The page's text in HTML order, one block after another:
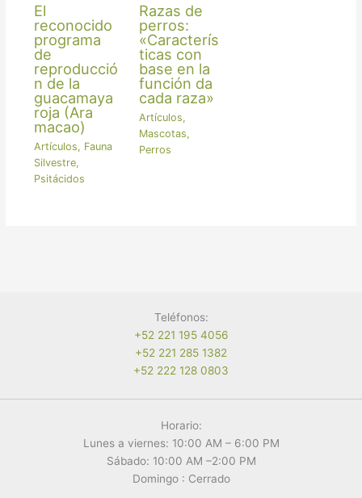
El
reconocido
programa
de
reproducció
n de la
guacamaya
roja (Ara
macao)
Artículos, Fauna
Silvestre,
Psitácidos
Razas de
perros:
«Caracterís
ticas con
base en la
función da
cada raza»
Artículos,
Mascotas,
Perros
Teléfonos:
+52 221 195 4056
+52 221 285 1382
+52 222 128 0803
Horario:
Lunes a viernes: 10:00 AM – 6:00 PM
Sábado: 10:00 AM –2:00 PM
Domingo : Cerrado